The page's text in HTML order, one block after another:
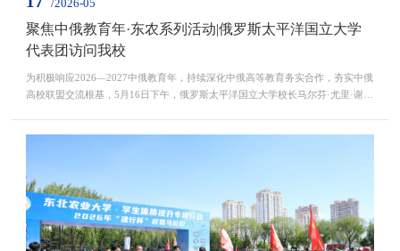
/2026-05
聚焦中俄教育年·东农系列活动|俄罗斯太平洋国立大学
代表团访问我校
为积极响应2026—2027中俄教育年，持续深化中俄高等教育务实合作，夯实中俄
高校联盟交流根基，5月16日下午，俄罗斯太平洋国立大学校长马尔芬·尤里·谢尔
新成果，通报了学校入选教育部首批高等教育综合改...